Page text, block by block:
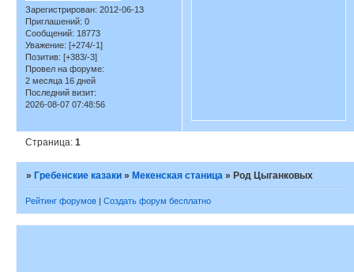
Зарегистрирован: 2012-06-13
Приглашений: 0
Сообщений: 18773
Уважение: [+274/-1]
Позитив: [+383/-3]
Провел на форуме:
2 месяца 16 дней
Последний визит:
2026-08-07 07:48:56
Страница:1
» Гребенские казаки » Мекенская станица » Род Цыганковых
Рейтинг форумов | Создать форум бесплатно